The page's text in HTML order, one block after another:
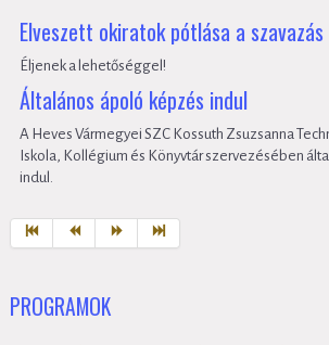
Elveszett okiratok pótlása a
Éljenek a lehetőséggel!
Általános ápoló képzés indul
A Heves Vármegyei SZC Kossuth Zsuzsanna
Iskola, Kollégium és Könyvtár szervezésében
indul.
PROGRAMOK